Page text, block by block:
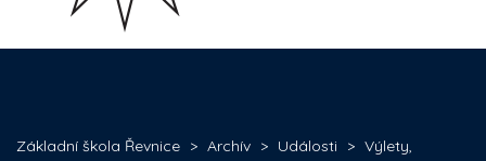
Základní škola Řevnice > Archív > Události > Výlety,